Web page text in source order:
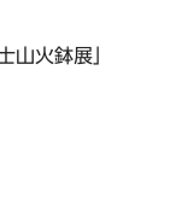
山火鉢展」